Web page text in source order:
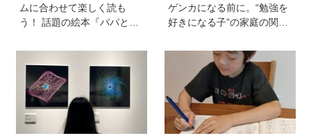
ムに合わせて楽しく読も
う！ 話題の絵本『パパとパ
ット・サニーブックスさん
に聞く子育てと絵本づくり
のお話
ゲンカになる前に。“勉強を
好きになる子”の家庭の関わ
永島瑠美先生に訊く》